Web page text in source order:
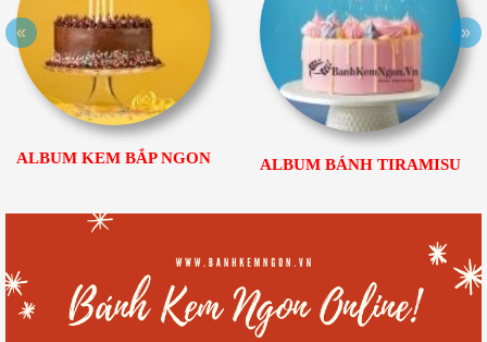
ALBUM KEM BẮP NGON ALBUM BÁNH TIRAMISU
« »